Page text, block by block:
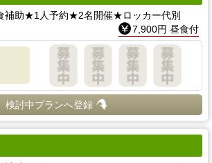
補助★1人予約★2名開催★ロッカー代別
7,900円 昼食付
検討中プランへ登録